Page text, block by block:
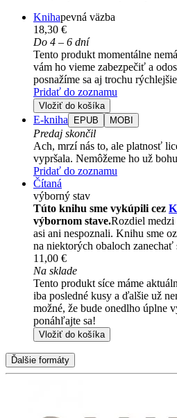
Knihapevná väzba
18,30 €
Do 4 – 6 dní
Tento produkt momentálne
vám ho vieme zabezpečiť a
posnažíme sa aj trochu
Pridať do zoznamu
Vložiť do košíka
E-kniha EPUB MOBI
Predaj skončil
Ach, mrzí nás to, ale platnosť
vypršala. Nemôžeme ho už
Pridať do zoznamu
Čítaná
výborný stav
Túto knihu sme vykúpili cez
výbornom stave.Rozdiel
asi ani nespoznali. Knihu sme
na niektorých obaloch zanechať
11,00 €
Na sklade
Tento produkt síce máme
iba posledné kusy a ďalšie už
možné, že bude onedlho úplne
ponáhľajte sa!
Vložiť do košíka
Ďalšie formáty